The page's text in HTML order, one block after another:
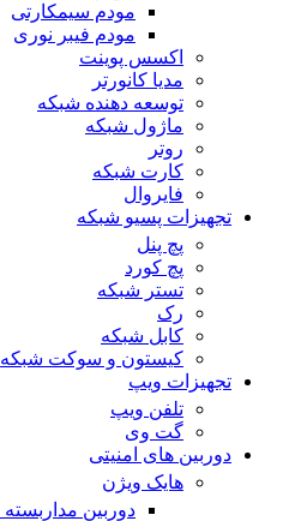
مودم سیمکارتی
مودم فیبر نوری
اکسس پوینت
مدیا کانورتر
توسعه دهنده شبکه
ماژول شبکه
روتر
کارت شبکه
فایروال
تجهیزات پسیو شبکه
پچ پنل
پچ کورد
تستر شبکه
رک
کابل شبکه
کیستون و سوکت شبکه
تجهیزات ویپ
تلفن ویپ
گت وی
دوربین های امنیتی
هایک ویژن
دوربین مداربسته TURBO HD